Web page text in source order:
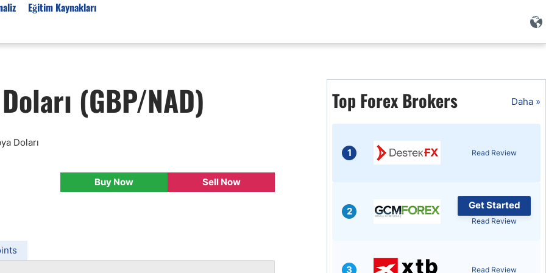
Türkiye Finans Haberleri
Teknik Analiz
Detaylı Teknik Analizler
Eğitim Kaynakları
(GBP/NAD)
Doları
Buy Now Sell Now
Top Forex Brokers Daha »
1 Read Review
2
Get Started
Read Review
3 Read Review